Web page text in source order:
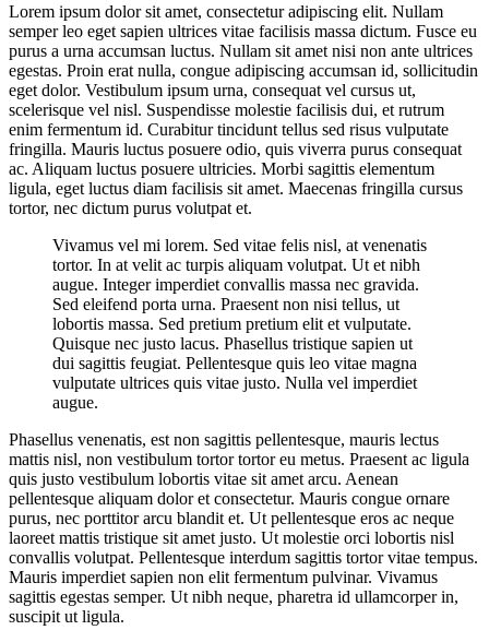
Lorem ipsum dolor sit amet, consectetur adipiscing elit. Nullam
semper leo eget sapien ultrices vitae facilisis massa dictum. Fusce eu
purus a urna accumsan luctus. Nullam sit amet nisi non ante ultrices
egestas. Proin erat nulla, congue adipiscing accumsan id, sollicitudin
eget dolor. Vestibulum ipsum urna, consequat vel cursus ut,
scelerisque vel nisl. Suspendisse molestie facilisis dui, et rutrum
enim fermentum id. Curabitur tincidunt tellus sed risus vulputate
fringilla. Mauris luctus posuere odio, quis viverra purus consequat
ac. Aliquam luctus posuere ultricies. Morbi sagittis elementum
ligula, eget luctus diam facilisis sit amet. Maecenas fringilla cursus
tortor, nec dictum purus volutpat et.
Vivamus vel mi lorem. Sed vitae felis nisl, at venenatis
tortor. In at velit ac turpis aliquam volutpat. Ut et nibh
augue. Integer imperdiet convallis massa nec gravida.
Sed eleifend porta urna. Praesent non nisi tellus, ut
lobortis massa. Sed pretium pretium elit et vulputate.
Quisque nec justo lacus. Phasellus tristique sapien ut
dui sagittis feugiat. Pellentesque quis leo vitae magna
vulputate ultrices quis vitae justo. Nulla vel imperdiet
augue.
Phasellus venenatis, est non sagittis pellentesque, mauris lectus
mattis nisl, non vestibulum tortor tortor eu metus. Praesent ac ligula
quis justo vestibulum lobortis vitae sit amet arcu. Aenean
pellentesque aliquam dolor et consectetur. Mauris congue ornare
purus, nec porttitor arcu blandit et. Ut pellentesque eros ac neque
laoreet mattis tristique sit amet justo. Ut molestie orci lobortis nisl
convallis volutpat. Pellentesque interdum sagittis tortor vitae tempus.
Mauris imperdiet sapien non elit fermentum pulvinar. Vivamus
sagittis egestas semper. Ut nibh neque, pharetra id ullamcorper in,
suscipit ut ligula.